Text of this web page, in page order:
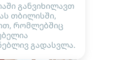
განვიხილავთ
თბილისში,
რომლებშიც
გადასვლა.